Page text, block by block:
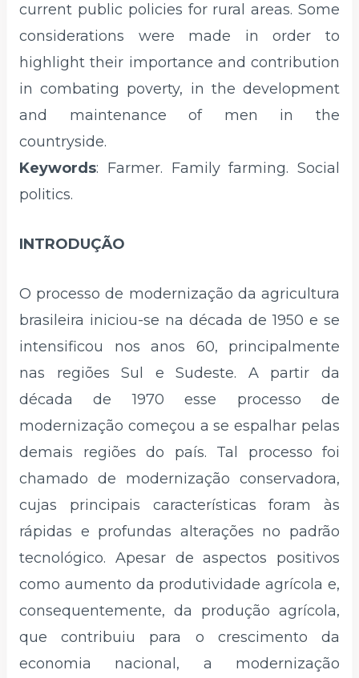
current public policies for rural areas. Some
considerations were made in order to
highlight their importance and contribution
in combating poverty, in the development
and maintenance of men in the
countryside.
Keywords: Farmer. Family farming. Social
politics.
INTRODUÇÃO
O processo de modernização da agricultura
brasileira iniciou-se na década de 1950 e se
intensificou nos anos 60, principalmente
nas regiões Sul e Sudeste. A partir da
década de 1970 esse processo de
modernização começou a se espalhar pelas
demais regiões do país. Tal processo foi
chamado de modernização conservadora,
cujas principais características foram às
rápidas e profundas alterações no padrão
tecnológico. Apesar de aspectos positivos
como aumento da produtividade agrícola e,
consequentemente, da produção agrícola,
que contribuiu para o crescimento da
economia nacional, a modernização